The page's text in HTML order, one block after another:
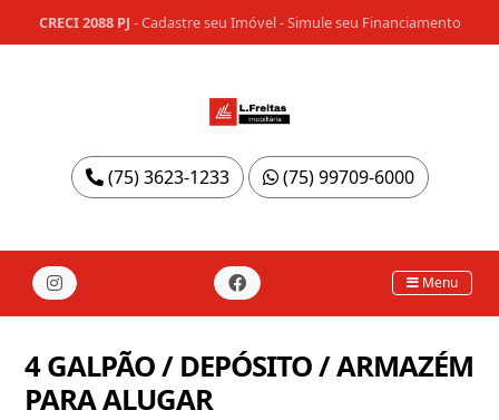
CRECI 2088 PJ -Cadastre seu Imóvel-Simule seu Financiamento
(75) 3623-1233 (75) 99709-6000
Menu
4 GALPÃO / DEPÓSITO / ARMAZÉM
PARA ALUGAR